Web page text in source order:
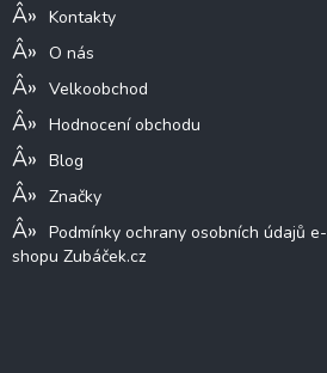
Kontakty
O nás
Velkoobchod
Hodnocení obchodu
Blog
Značky
Podmínky ochrany osobních údajů e-
shopu Zubáček.cz